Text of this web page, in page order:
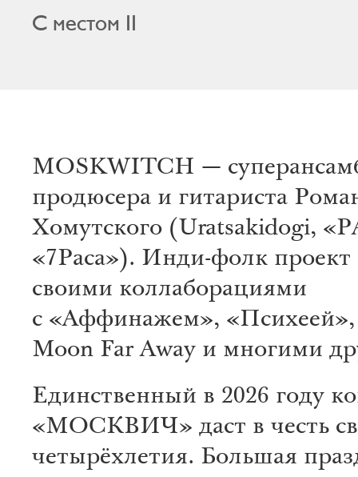
С местом II
MOSKWITCH —
продюсера и гитариста
Хомутского (Uratsakidogi,
«7Раса»). Инди-фолк проект
своими коллаборациями
с «Аффинажем»,
Moon Far Away и многими
Единственный в 2026 году
«МОСКВИЧ» даст в честь
четырёхлетия. Большая